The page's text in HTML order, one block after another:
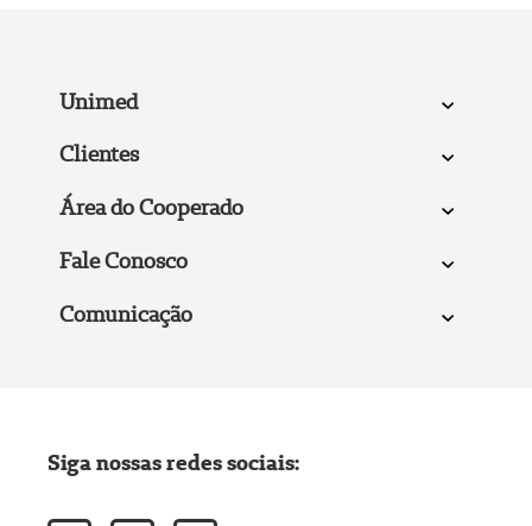
Unimed
Clientes
Área do Cooperado
Fale Conosco
Comunicação
Siga nossas redes sociais: